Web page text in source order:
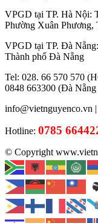
VPGD tại TP. Hà Nội:
Phường Xuân Phương,
VPGD tại TP. Đà
Thành phố Đà Nẵng
Tel: 028. 66 570 570
0848 663300 (Đà
info@vietnguyenco.vn |
Hotline: 0785
© Copyright